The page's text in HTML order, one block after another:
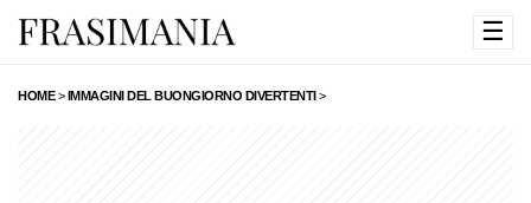
☰
HOME>IMMAGINI DEL BUONGIORNO DIVERTENTI>